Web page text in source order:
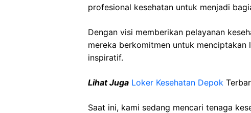
profesional kesehatan untuk menjadi
Dengan visi memberikan pelayanan
mereka berkomitmen untuk
inspiratif.
Lihat Juga Loker Kesehatan Depok
Saat ini, kami sedang mencari tenaga